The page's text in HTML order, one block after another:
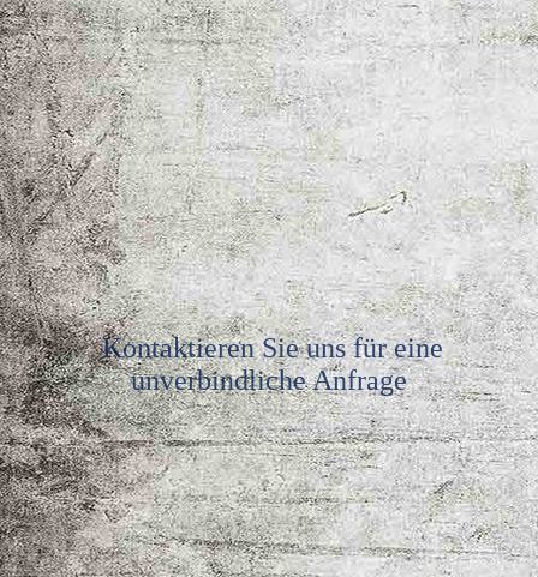
Kontaktieren Sie uns für eine
unverbindliche Anfrage